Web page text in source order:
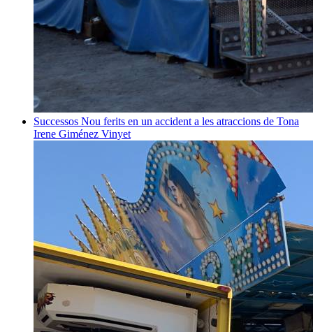
Successos Nou ferits en un accident a les atraccions de Tona
Irene Giménez Vinyet